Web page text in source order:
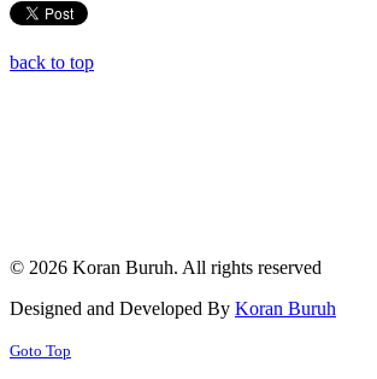
back to top
© 2026 Koran Buruh. All rights reserved
Designed and Developed By Koran Buruh
Goto Top